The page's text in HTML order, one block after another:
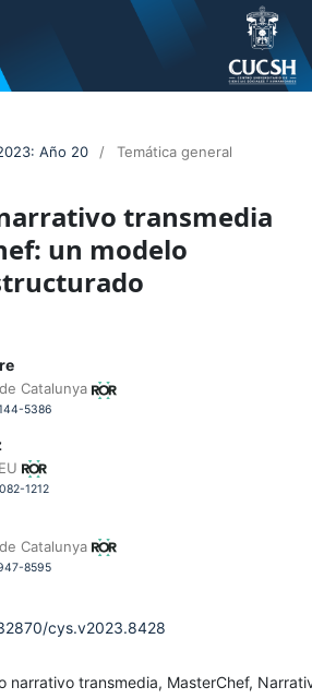
Año 20 / Temática general
transmedia
un modelo
Catalunya
5386
1212
Catalunya
8595
cys.v2023.8428
narrativo transmedia, MasterChef,